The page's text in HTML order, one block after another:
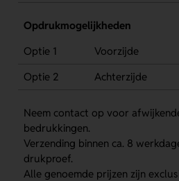
Opdrukmogelijkheden
Optie 1
Voorzijde
Optie 2
Achterzijde
Neem contact op voor
bedrukkingen.
Verzending binnen ca. 8
drukproef.
Alle genoemde prijzen zijn